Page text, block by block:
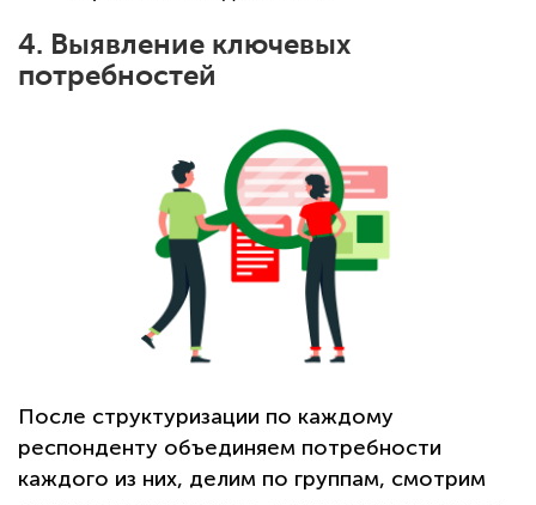
4. Выявление ключевых
потребностей
После структуризации по каждому
респонденту объединяем потребности
каждого из них, делим по группам, смотрим